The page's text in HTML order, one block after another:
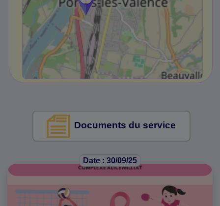
Documents du service
Date : 30/09/25